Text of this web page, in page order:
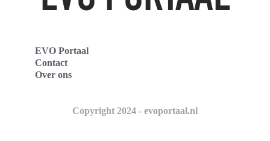
EVO Portaal
Contact
Over ons
Copyright 2024 - evoportaal.nl